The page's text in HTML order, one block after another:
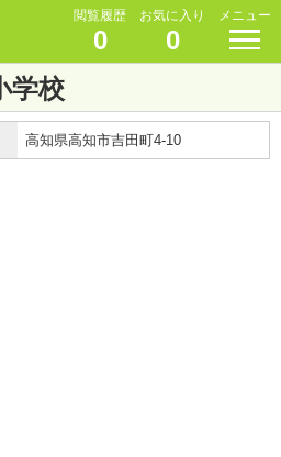
閲覧履歴
0
お気に入り
0
メニュー
学校
高知県高知市吉田町4-10